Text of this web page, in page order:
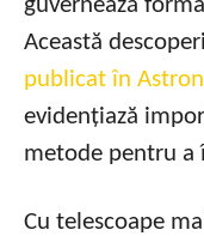
guvernează
Această
publicat în
evidențiază
metode pentru a
Cu telescoape